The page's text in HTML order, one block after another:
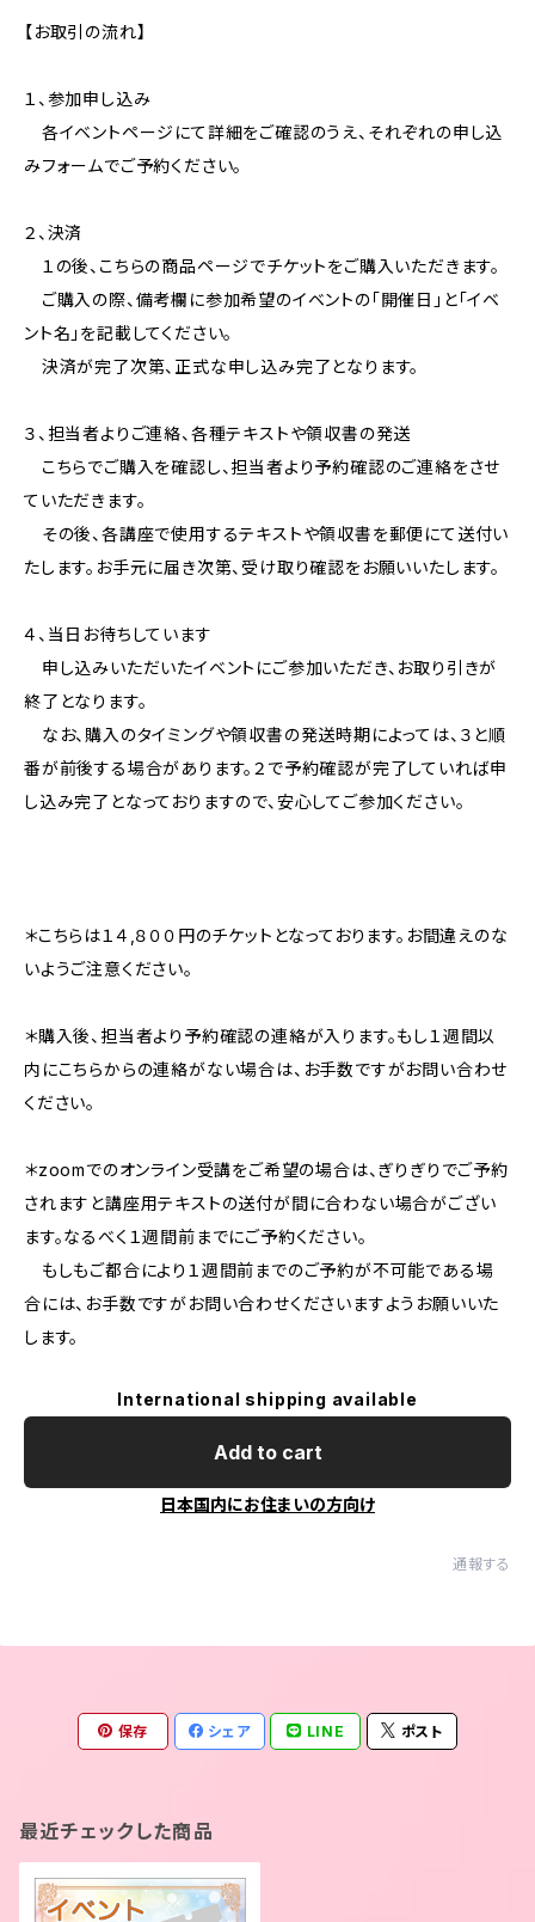
【お取引の流れ】
１、参加申し込み
各イベントページにて詳細をご確認のうえ、それぞれの申し込
みフォームでご予約ください。
２、決済
１の後、こちらの商品ページでチケットをご購入いただきます。
ご購入の際、備考欄に参加希望のイベントの「開催日」と「イベ
ント名」を記載してください。
決済が完了次第、正式な申し込み完了となります。
３、担当者よりご連絡、各種テキストや領収書の発送
こちらでご購入を確認し、担当者より予約確認のご連絡をさせ
ていただきます。
その後、各講座で使用するテキストや領収書を郵便にて送付い
たします。お手元に届き次第、受け取り確認をお願いいたします。
４、当日お待ちしています
申し込みいただいたイベントにご参加いただき、お取り引きが
終了となります。
なお、購入のタイミングや領収書の発送時期によっては、３と順
番が前後する場合があります。２で予約確認が完了していれば申
し込み完了となっておりますので、安心してご参加ください。
＊こちらは１４,８００円のチケットとなっております。お間違えのな
いようご注意ください。
＊購入後、担当者より予約確認の連絡が入ります。もし１週間以
内にこちらからの連絡がない場合は、お手数ですがお問い合わせ
ください。
＊zoomでのオンライン受講をご希望の場合は、ぎりぎりでご予約
されますと講座用テキストの送付が間に合わない場合がござい
ます。なるべく１週間前までにご予約ください。
もしもご都合により１週間前までのご予約が不可能である場
合には、お手数ですがお問い合わせくださいますようお願いいた
します。
International shipping available
Add to cart
日本国内にお住まいの方向け
通報する
保存 シェア LINE ポスト
最近チェックした商品